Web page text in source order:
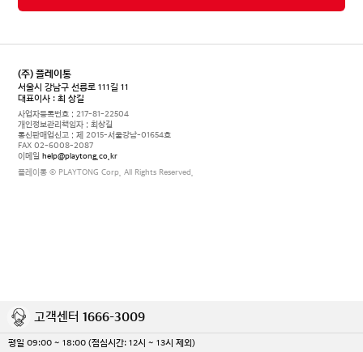
고객센터 1666-3009
평일 09:00 ~ 18:00 (점심시간: 12시 ~ 13시 제외)
(주) 플레이통
서울시 강남구 선릉로 111길 11
대표이사 : 최 상길
사업자등록번호 : 217-81-22504
개인정보관리책임자 : 최상길
통신판매업신고 : 제 2015-서울강남-01654호
FAX 02-6008-2087
이메일 help@playtong.co.kr
플레이통 © PLAYTONG Corp. All Rights Reserved.